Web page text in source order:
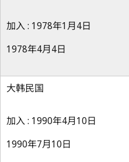
加入 : 1978年1月4日
1978年4月4日
大韩民国
加入 : 1990年4月10日
1990年7月10日